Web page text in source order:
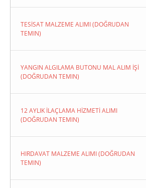
TESİSAT MALZEME ALIMI (DOĞRUDAN
TEMIN)
YANGIN ALGILAMA BUTONU MAL ALIM İŞİ
(DOĞRUDAN TEMIN)
12 AYLIK İLAÇLAMA HİZMETİ ALIMI
(DOĞRUDAN TEMIN)
HIRDAVAT MALZEME ALIMI (DOĞRUDAN
TEMIN)